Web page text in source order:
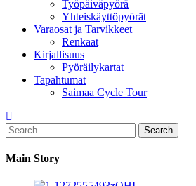
Työpäiväpyörä
Yhteiskäyttöpyörät
Varaosat ja Tarvikkeet
Renkaat
Kirjallisuus
Pyöräilykartat
Tapahtumat
Saimaa Cycle Tour
Search
for:
Main Story